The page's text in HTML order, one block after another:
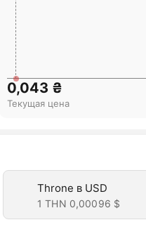
0,043 ₴
Текущая цена
Throne в USD
1 THN 0,00096 $